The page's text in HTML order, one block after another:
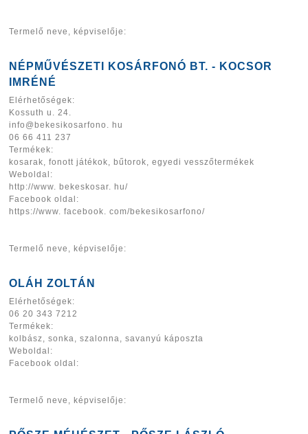
Termelő neve, képviselője:
NÉPMŰVÉSZETI KOSÁRFONÓ BT. - KOCSOR
IMRÉNÉ
Elérhetőségek:
Kossuth u. 24.
info@bekesikosarfono. hu
06 66 411 237
Termékek:
kosarak, fonott játékok, bűtorok, egyedi vesszőtermékek
Weboldal:
http://www. bekeskosar. hu/
Facebook oldal:
https://www. facebook. com/bekesikosarfono/
Termelő neve, képviselője:
OLÁH ZOLTÁN
Elérhetőségek:
06 20 343 7212
Termékek:
kolbász, sonka, szalonna, savanyú káposzta
Weboldal:
Facebook oldal:
Termelő neve, képviselője: